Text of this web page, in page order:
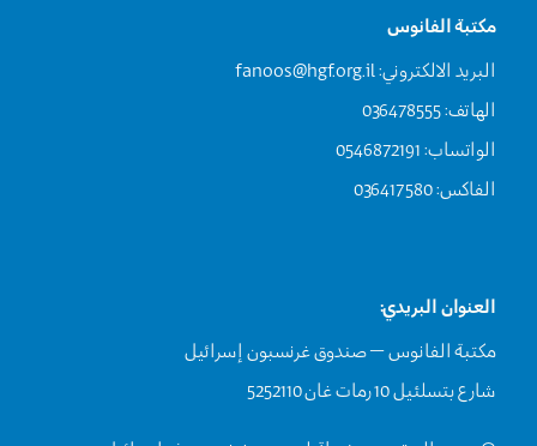
مكتبة الفانوس
البريد الالكتروني:fanoos@hgf.org.il
الهاتف: 036478555
الواتساب: 0546872191
الفاكس: 036417580
العنوان البريدي:
مكتبة الفانوس – صندوق غرنسبون إسرائيل
شارع بتسلئيل 10 رمات غان 5252110